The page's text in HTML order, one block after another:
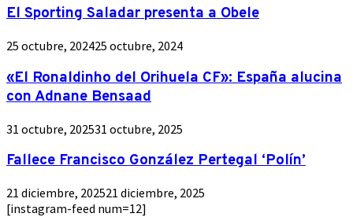
El Sporting Saladar presenta a Obele
25 octubre, 202425 octubre, 2024
«El Ronaldinho del Orihuela CF»: España alucina
con Adnane Bensaad
31 octubre, 202531 octubre, 2025
Fallece Francisco González Pertegal ‘Polín’
21 diciembre, 202521 diciembre, 2025
[instagram-feed num=12]